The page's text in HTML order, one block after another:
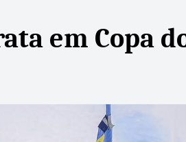
em Copa